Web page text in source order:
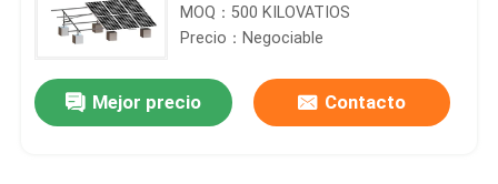
Productos
Vídeos
MOQ：500 KILOVATIOS
Precio：Negociable
Mejor precio Contacto
Tierra solar de acero del panel solar del grado de la estructura 10-30 de la sola pila que monta sistemas